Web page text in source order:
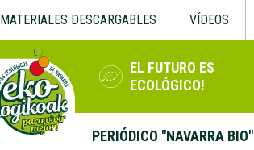
MATERIALES DESCARGABLES VÍDEOS
EL FUTURO ES
ECOLÓGICO!
PERIÓDICO "NAVARRA BIO"